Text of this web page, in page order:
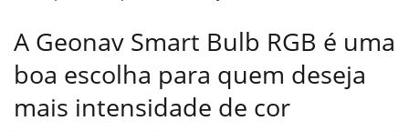
A Geonav Smart Bulb RGB é uma
boa escolha para quem deseja
mais intensidade de cor